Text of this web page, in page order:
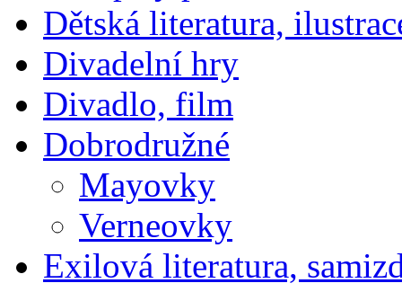
Dětská literatura,
Divadelní hry
Divadlo, film
Dobrodružné
Mayovky
Verneovky
Exilová literatura,